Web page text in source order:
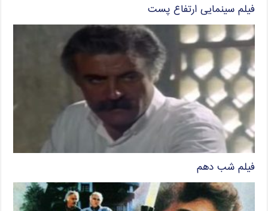
فیلم سینمایی ارتفاع پست
فیلم شب دهم